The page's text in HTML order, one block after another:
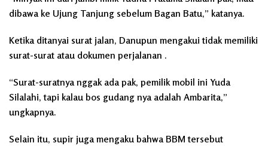
dibawa ke Ujung Tanjung sebelum Bagan Batu,” katanya.
Ketika ditanyai surat jalan, Danupun mengakui tidak memiliki
surat-surat atau dokumen perjalanan .
“Surat-suratnya nggak ada pak, pemilik mobil ini Yuda
Silalahi, tapi kalau bos gudang nya adalah Ambarita,”
ungkapnya.
Selain itu, supir juga mengaku bahwa BBM tersebut